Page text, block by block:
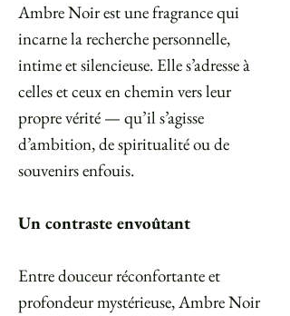
Ambre Noir est une fragrance qui
incarne la recherche personnelle,
intime et silencieuse. Elle s’adresse à
celles et ceux en chemin vers leur
propre vérité — qu’il s’agisse
d’ambition, de spiritualité ou de
souvenirs enfouis.
Un contraste envoûtant
Entre douceur réconfortante et
profondeur mystérieuse, Ambre Noir